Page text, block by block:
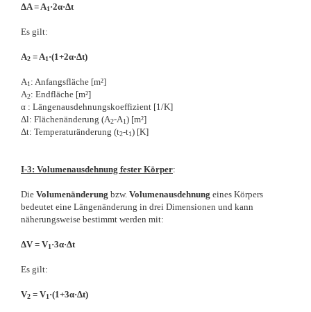
ΔA = A1·2α·Δt
Es gilt:
A2 = A1·(1+2α·Δt)
A1 : Anfangsfläche [m²]
A2: Endfläche [m²]
α : Längenausdehnungskoeffizient [1/K]
Δl: Flächenänderung (A2-A1) [m²]
Δt: Temperaturänderung (t2-t1) [K]
I-3: Volumenausdehnung fester Körper:
Die Volumenänderung bzw. Volumenausdehnung eines Körpers
bedeutet eine Längenänderung in drei Dimensionen und kann
näherungsweise bestimmt werden mit:
ΔV = V1·3α·Δt
Es gilt:
V2 = V1·(1+3α·Δt)